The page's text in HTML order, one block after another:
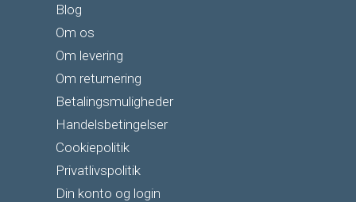
Blog
Om os
Om levering
Om returnering
Betalingsmuligheder
Handelsbetingelser
Cookiepolitik
Privatlivspolitik
Din konto og login